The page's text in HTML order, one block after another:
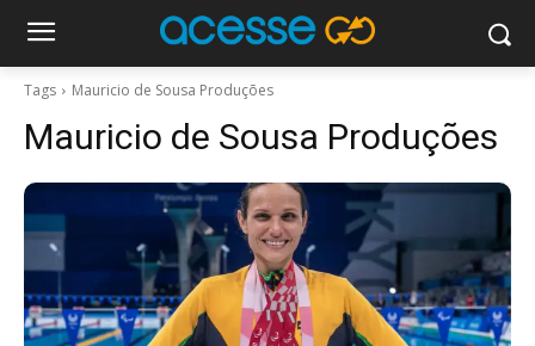
Tags Mauricio de Sousa Produções
Mauricio de Sousa Produções